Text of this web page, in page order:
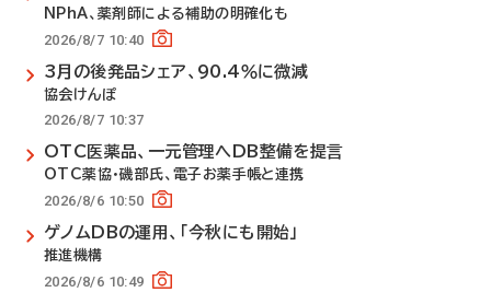
NPhA、薬剤師による補助の明確化も
2026/8/7 10:40
3月の後発品シェア、90.4％に微減
協会けんぽ
2026/8/7 10:37
OTC医薬品、一元管理へDB整備を提言
OTC薬協・磯部氏、電子お薬手帳と連携
2026/8/6 10:50
ゲノムDBの運用、「今秋にも開始」
推進機構
2026/8/6 10:49